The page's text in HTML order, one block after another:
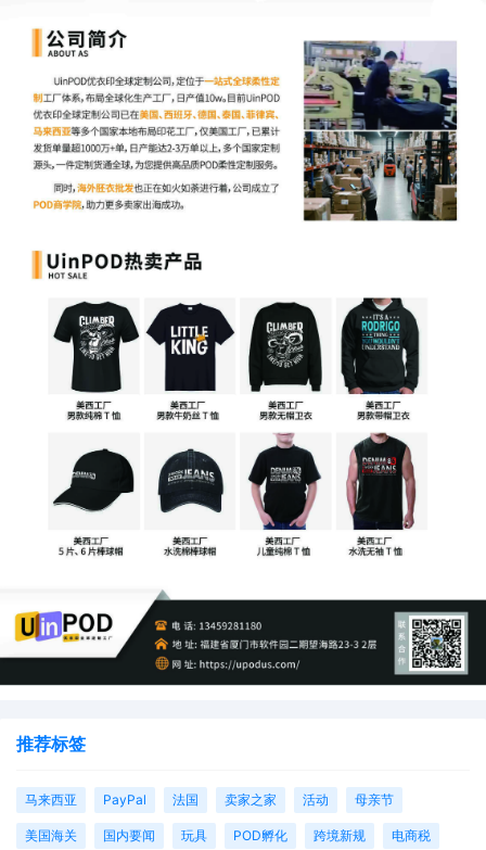
推荐标签
马来西亚 PayPal 法国 卖家之家 活动 母亲节
美国海关 国内要闻 玩具 POD孵化 跨境新规 电商税